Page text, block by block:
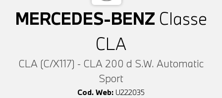
MERCEDES-BENZ Classe
CLA
CLA (C/X117) - CLA 200 d S.W. Automatic
Sport
Cod. Web: U222035